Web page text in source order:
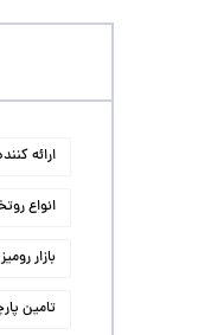
ارائه
انواع
بازار
تامین